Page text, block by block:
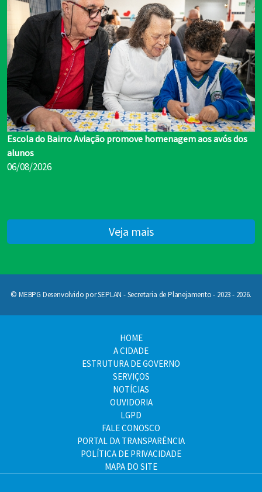
Escola do Bairro Aviação promove homenagem aos avós dos
alunos
06/08/2026
Veja mais
© MEBPG Desenvolvido por SEPLAN - Secretaria de Planejamento - 2023 - 2026.
HOME
A CIDADE
ESTRUTURA DE GOVERNO
SERVIÇOS
NOTÍCIAS
OUVIDORIA
LGPD
FALE CONOSCO
PORTAL DA TRANSPARÊNCIA
POLÍTICA DE PRIVACIDADE
MAPA DO SITE